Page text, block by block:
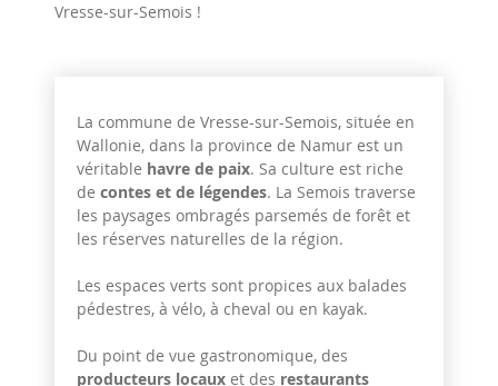
Vresse-sur-Semois !
La commune de Vresse-sur-Semois, située en
Wallonie, dans la province de Namur est un
véritable havre de paix. Sa culture est riche
de contes et de légendes. La Semois traverse
les paysages ombragés parsemés de forêt et
les réserves naturelles de la région.
Les espaces verts sont propices aux balades
pédestres, à vélo, à cheval ou en kayak.
Du point de vue gastronomique, des
producteurs locaux et des restaurants